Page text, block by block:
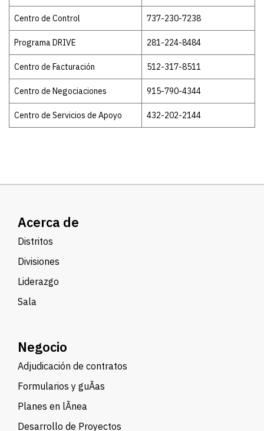
Centro de Control 737-230-7238
Programa DRIVE 281-224-8484
Centro de Facturación 512-317-8511
Centro de Negociaciones 915-790-4344
Centro de Servicios de Apoyo 432-202-2144
Acerca de
Distritos
Divisiones
Liderazgo
Sala
Negocio
Adjudicación de contratos
Formularios y guÃ­as
Planes en lÃ­nea
Desarrollo de Proyectos